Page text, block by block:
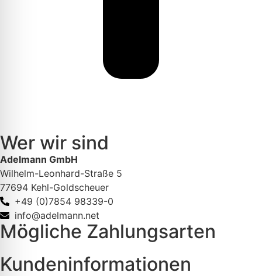
Wer wir sind
Adelmann GmbH
Wilhelm-Leonhard-Straße 5
77694 Kehl-Goldscheuer
+49 (0)7854 98339-0
info@adelmann.net
Mögliche Zahlungsarten
Kundeninformationen